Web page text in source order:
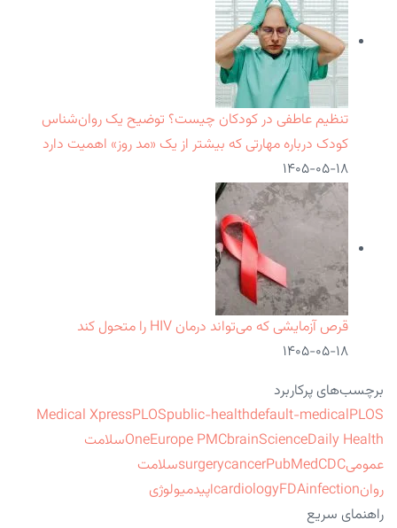
تنظیم عاطفی در کودکان چیست؟ توضیح یک روان‌شناس
کودک درباره مهارتی که بیشتر از یک «مد روز» اهمیت دارد
۱۴۰۵-۰۵-۱۸
قرص آزمایشی که می‌تواند درمان HIV را متحول کند
۱۴۰۵-۰۵-۱۸
برچسب‌های پرکاربرد
Medical XpressPLOSpublic-healthdefault-medicalPLOS
OneEurope PMCbrainScienceDaily Health
سلامت
عمومی
surgerycancerPubMedCDC
سلامت
روان
cardiologyFDAinfection
اپیدمیولوژی
راهنمای سریع